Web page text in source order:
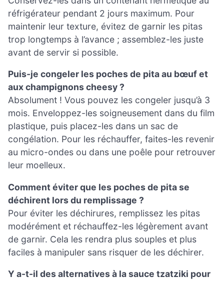
réfrigérateur pendant 2 jours maximum. Pour
maintenir leur texture, évitez de garnir les pitas
trop longtemps à l’avance ; assemblez-les juste
avant de servir si possible.
Puis-je congeler les poches de pita au bœuf et
aux champignons cheesy ?
Absolument ! Vous pouvez les congeler jusqu’à 3
mois. Enveloppez-les soigneusement dans du film
plastique, puis placez-les dans un sac de
congélation. Pour les réchauffer, faites-les revenir
au micro-ondes ou dans une poêle pour retrouver
leur moelleux.
Comment éviter que les poches de pita se
déchirent lors du remplissage ?
Pour éviter les déchirures, remplissez les pitas
modérément et réchauffez-les légèrement avant
de garnir. Cela les rendra plus souples et plus
faciles à manipuler sans risquer de les déchirer.
Y a-t-il des alternatives à la sauce tzatziki pour